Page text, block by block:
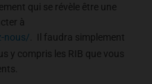
qui se révèle être une
à
nous/. Il faudra simplement
y compris les RIB que vous